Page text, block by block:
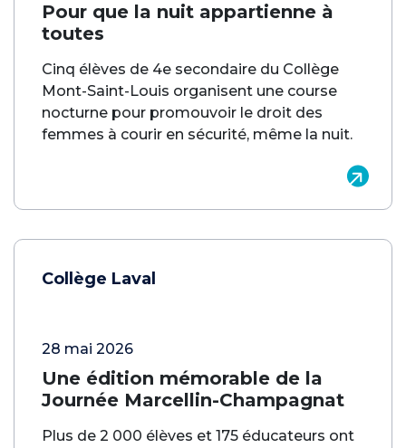
Pour que la nuit appartienne à
toutes
Cinq élèves de 4e secondaire du Collège
Mont-Saint-Louis organisent une course
nocturne pour promouvoir le droit des
femmes à courir en sécurité, même la nuit.
Collège Laval
28 mai 2026
Une édition mémorable de la
Journée Marcellin-Champagnat
Plus de 2 000 élèves et 175 éducateurs ont